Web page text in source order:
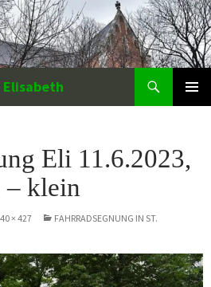
Eli 11.6.2023,
– klein
× 427
FAHRRADSEGNUNG IN ST.